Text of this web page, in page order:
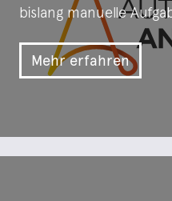
bislang manuelle
Mehr erfahren